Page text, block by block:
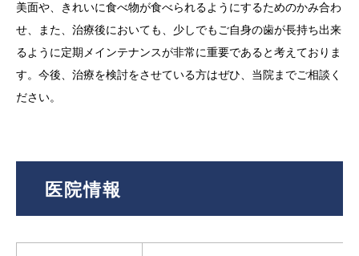
美面や、きれいに食べ物が食べられるようにするためのかみ合わ
せ、また、治療後においても、少しでもご自身の歯が長持ち出来
るように定期メインテナンスが非常に重要であると考えておりま
す。今後、治療を検討をさせている方はぜひ、当院までご相談く
ださい。
医院情報